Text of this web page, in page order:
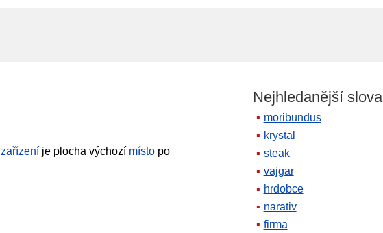
zařízeníje plocha výchozí místopo
Nejhledanější slova
moribundus
krystal
steak
vajgar
hrdobce
narativ
firma